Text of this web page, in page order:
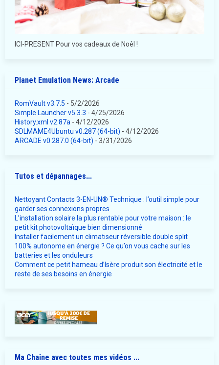
ICI-PRESENT Pour vos cadeaux de Noêl !
Planet Emulation News: Arcade
RomVault v3.7.5 - 5/2/2026
Simple Launcher v5.3.3 - 4/25/2026
History.xml v2.87a - 4/12/2026
SDLMAME4Ubuntu v0.287 (64-bit) - 4/12/2026
ARCADE v0.287.0 (64-bit) - 3/31/2026
Tutos et dépannages...
Nettoyant Contacts 3-EN-UN® Technique : l’outil simple pour
garder ses connexions propres
L’installation solaire la plus rentable pour votre maison : le
petit kit photovoltaïque bien dimensionné
Installer facilement un climatiseur réversible double split
100% autonome en énergie ? Ce qu’on vous cache sur les
batteries et les onduleurs
Comment ce petit hameau d’Isère produit son électricité et le
reste de ses besoins en énergie
Ma Chaîne avec toutes mes vidéos ...